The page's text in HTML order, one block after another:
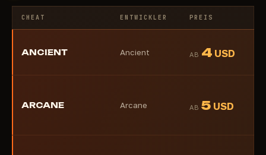
CHEAT ENTWICKLER PREIS
ANCIENT Ancient AB 4 USD
ARCANE Arcane AB 5 USD